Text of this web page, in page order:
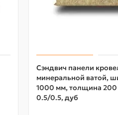
Сэндвич панели
минеральной ватой,
1000 мм, толщина
0.5/0.5, дуб